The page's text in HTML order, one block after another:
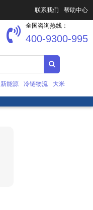
联系我们 帮助中心
新能源 冷链物流 大米
全国咨询热线：
400-9300-995